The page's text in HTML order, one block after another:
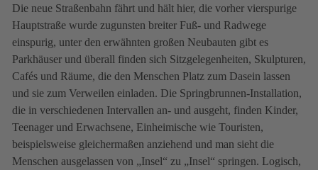
Die neue Straßenbahn fährt und hält hier, die vorher vierspurige
Hauptstraße wurde zugunsten breiter Fuß- und Radwege
einspurig, unter den erwähnten großen Neubauten gibt es
Parkhäuser und überall finden sich Sitzgelegenheiten, Skulpturen,
Cafés und Räume, die den Menschen Platz zum Dasein lassen
und sie zum Verweilen einladen. Die Springbrunnen-Installation,
die in verschiedenen Intervallen an- und ausgeht, finden Kinder,
Teenager und Erwachsene, Einheimische wie Touristen,
beispielsweise gleichermaßen anziehend und man sieht die
Menschen ausgelassen von „Insel“ zu „Insel“ springen. Logisch,